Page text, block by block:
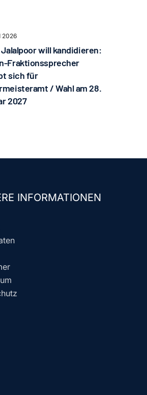
2026
Jalalpoor will kandidieren:
Fraktionssprecher
sich für
/ Wahl am 28.
2027
INFORMATIONEN